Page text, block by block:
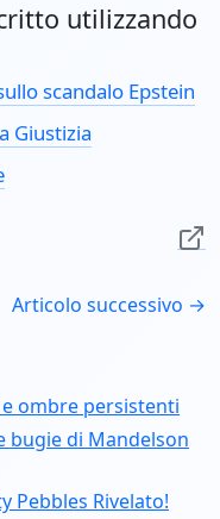
utilizzando
scandalo Epstein
Giustizia
Articolo successivo →
ombre persistenti
bugie di Mandelson
Pebbles Rivelato!